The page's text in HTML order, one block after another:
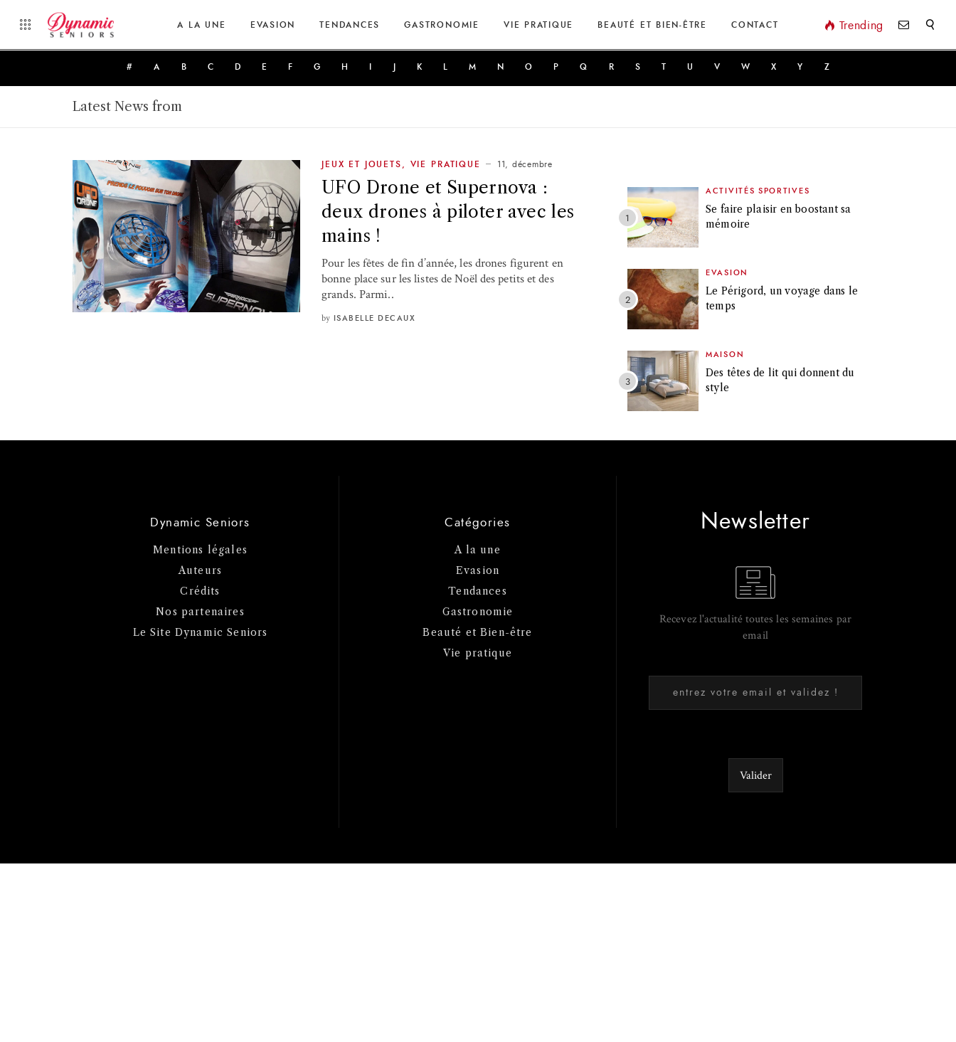
A LA UNE EVASION TENDANCES GASTRONOMIE VIE PRATIQUE BEAUTÉ ET BIEN-ÊTRE CONTACT Trending
# A B C D E F G H K M N O P Q R S T U V W X Y Z
Latest News from
JEUX ET JOUETS VIE PRATIQUE 11, décembre
UFO Drone et Supernova :
deux drones à piloter avec les
mains !
Pour les fêtes de fin d’année, les drones figurent en
bonne place sur les listes de Noël des petits et des
grands. Parmi..
by ISABELLE DECAUX
ACTIVITÉS SPORTIVES
Se faire plaisir en boostant sa
mémoire
EVASION
Le Périgord, un voyage dans le
temps
MAISON
Des têtes de lit qui donnent du
style
Dynamic Seniors
Mentions légales
Auteurs
Crédits
Nos partenaires
Le Site Dynamic Seniors
Catégories
A la une
Evasion
Tendances
Gastronomie
Beauté et Bien-être
Vie pratique
Newsletter
Recevez l'actualité toutes les semaines par
email